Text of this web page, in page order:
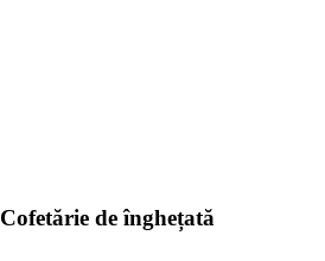
Cofetărie de înghețată